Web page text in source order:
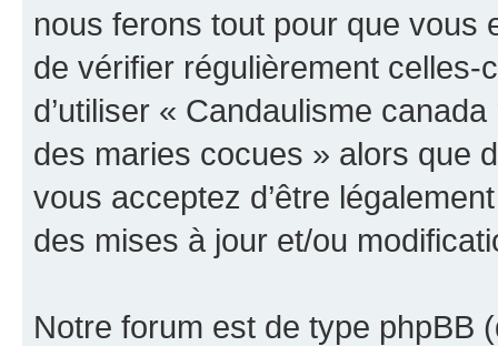
nous ferons tout pour que vous
de vérifier régulièrement
d’utiliser « Candaulisme
des maries cocues » alors que
vous acceptez d’être
des mises à jour et/ou
Notre forum est de type phpBB